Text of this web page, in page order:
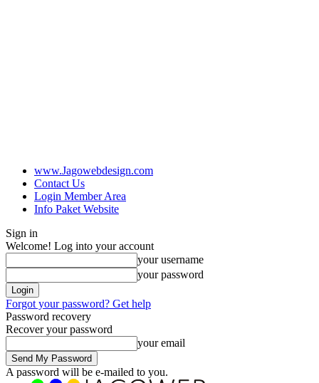
www.Jagowebdesign.com
Contact Us
Login Member Area
Info Paket Website
Sign in
Welcome! Log into your account
your username
your password
Forgot your password? Get help
Password recovery
Recover your password
your email
A password will be e-mailed to you.